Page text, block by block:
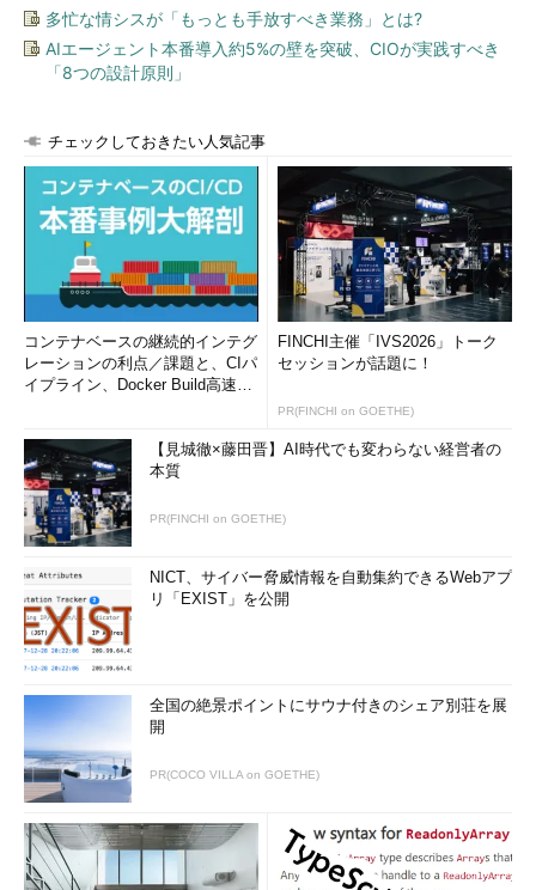
多忙な情シスが「もっとも手放すべき業務」とは?
AIエージェント本番導入約5%の壁を突破、CIOが実践すべき
「8つの設計原則」
チェックしておきたい人気記事
コンテナベースの継続的インテグ
レーションの利点／課題と、CIパ
イプライン、Docker Build高速化
FINCHI主催「IVS2026」トーク
セッションが話題に！
PR(FINCHI on GOETHE)
【見城徹×藤田晋】AI時代でも変わらない経営者の
本質
PR(FINCHI on GOETHE)
NICT、サイバー脅威情報を自動集約できるWebアプ
リ「EXIST」を公開
全国の絶景ポイントにサウナ付きのシェア別荘を展
開
PR(COCO VILLA on GOETHE)